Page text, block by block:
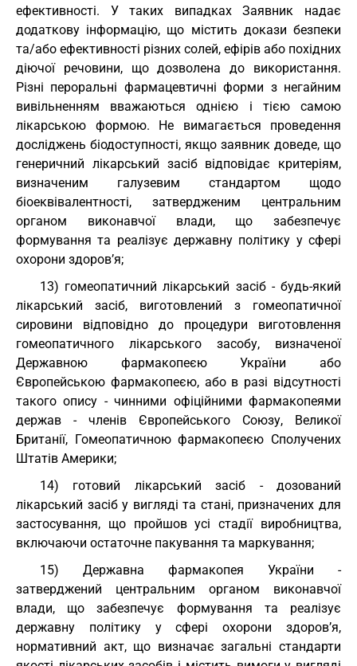
ефективності. У таких випадках Заявник надає
додаткову інформацію, що містить докази безпеки
та/або ефективності різних солей, ефірів або похідних
діючої речовини, що дозволена до використання.
Різні пероральні фармацевтичні форми з негайним
вивільненням вважаються однією і тією самою
лікарською формою. Не вимагається проведення
досліджень біодоступності, якщо заявник доведе, що
генеричний лікарський засіб відповідає критеріям,
визначеним галузевим стандартом щодо
біоеквівалентності, затвердженим центральним
органом виконавчої влади, що забезпечує
формування та реалізує державну політику у сфері
охорони здоров’я;
13) гомеопатичний лікарський засіб - будь-який
лікарський засіб, виготовлений з гомеопатичної
сировини відповідно до процедури виготовлення
гомеопатичного лікарського засобу, визначеної
Державною фармакопеєю України або
Європейською фармакопеєю, або в разі відсутності
такого опису - чинними офіційними фармакопеями
держав - членів Європейського Союзу, Великої
Британії, Гомеопатичною фармакопеєю Сполучених
Штатів Америки;
14) готовий лікарський засіб - дозований
лікарський засіб у вигляді та стані, призначених для
застосування, що пройшов усі стадії виробництва,
включаючи остаточне пакування та маркування;
15) Державна фармакопея України -
затверджений центральним органом виконавчої
влади, що забезпечує формування та реалізує
державну політику у сфері охорони здоров’я,
нормативний акт, що визначає загальні стандарти